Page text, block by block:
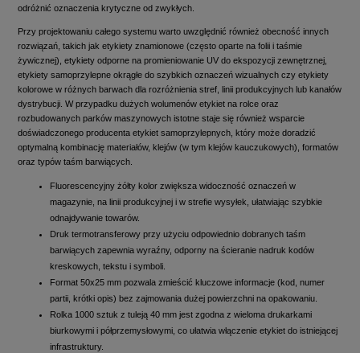
odróżnić oznaczenia krytyczne od zwykłych.
Przy projektowaniu całego systemu warto uwzględnić również obecność innych
rozwiązań, takich jak etykiety znamionowe (często oparte na folii i taśmie
żywicznej), etykiety odporne na promieniowanie UV do ekspozycji zewnętrznej,
etykiety samoprzylepne okrągłe do szybkich oznaczeń wizualnych czy etykiety
kolorowe w różnych barwach dla rozróżnienia stref, linii produkcyjnych lub kanałów
dystrybucji. W przypadku dużych wolumenów etykiet na rolce oraz
rozbudowanych parków maszynowych istotne staje się również wsparcie
doświadczonego producenta etykiet samoprzylepnych, który może doradzić
optymalną kombinację materiałów, klejów (w tym klejów kauczukowych), formatów
oraz typów taśm barwiących.
Fluorescencyjny żółty kolor zwiększa widoczność oznaczeń w
magazynie, na linii produkcyjnej i w strefie wysyłek, ułatwiając szybkie
odnajdywanie towarów.
Druk termotransferowy przy użyciu odpowiednio dobranych taśm
barwiących zapewnia wyraźny, odporny na ścieranie nadruk kodów
kreskowych, tekstu i symboli.
Format 50x25 mm pozwala zmieścić kluczowe informacje (kod, numer
partii, krótki opis) bez zajmowania dużej powierzchni na opakowaniu.
Rolka 1000 sztuk z tuleją 40 mm jest zgodna z wieloma drukarkami
biurkowymi i półprzemysłowymi, co ułatwia włączenie etykiet do istniejącej
infrastruktury.